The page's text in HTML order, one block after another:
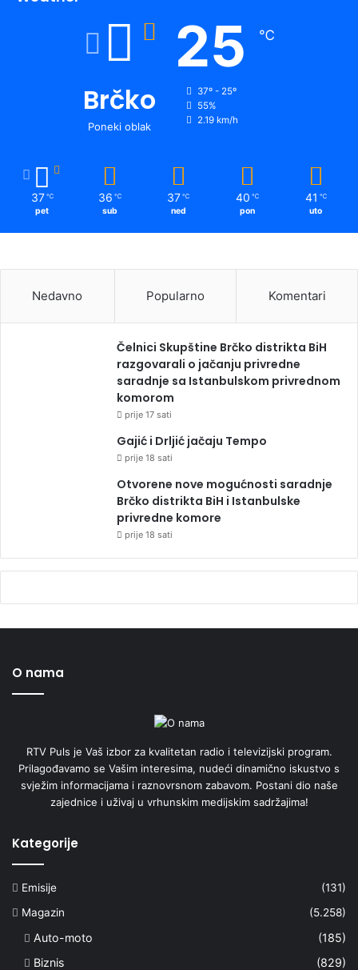
Brčko
Poneki oblak
25 ℃
37º - 25º
55%
2.19 km/h
37 ℃
pet
36 ℃
sub
37 ℃
ned
40 ℃
pon
41 ℃
uto
Nedavno Popularno Komentari
Čelnici Skupštine Brčko distrikta BiH
razgovarali o jačanju privredne
saradnje sa Istanbulskom privrednom
komorom
prije 17 sati
Gajić i Drljić jačaju Tempo
prije 18 sati
Otvorene nove mogućnosti saradnje
Brčko distrikta BiH i Istanbulske
privredne komore
prije 18 sati
O nama
RTV Puls je Vaš izbor za kvalitetan radio i televizijski program.
Prilagođavamo se Vašim interesima, nudeći dinamično iskustvo s
svježim informacijama i raznovrsnom zabavom. Postani dio naše
zajednice i uživaj u vrhunskim medijskim sadržajima!
Kategorije
Emisije
(131)
Magazin
(5.258)
Auto-moto
(185)
Biznis
(829)